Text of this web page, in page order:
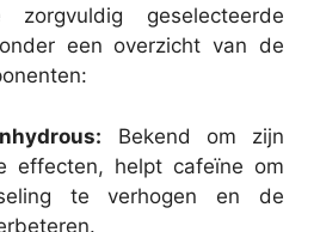
geselecteerde
een overzicht van de
Bekend om zijn
effecten, helpt cafeïne om
te verhogen en de